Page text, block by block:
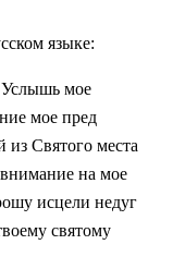
языке:
Услышь мое
мое пред
Святого места
на мое
исцели недуг
святому